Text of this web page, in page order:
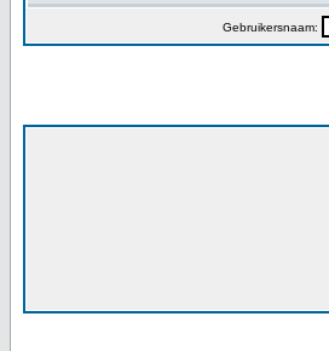
Gebruikersnaam: